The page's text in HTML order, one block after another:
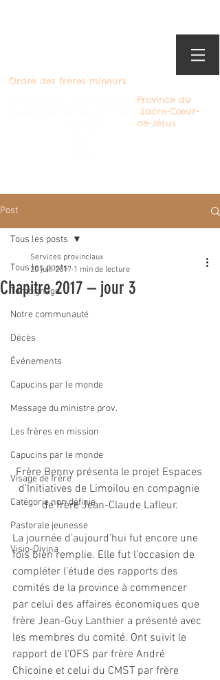
Ordre des frères mineurs
Province du
Sacré-Cœur-
de-Jésus
Post
Tous les posts
Témoignage
Notre communauté
Décès
Événements
Capucins par le monde
Message du ministre prov.
Les frères en mission
Capucins par le monde
Visage de frère
Catégorie non définie
Pastorale jeunesse
Visio-Divina
Tous les posts
Chapitre 2017 – jour 3
Services provinciaux
20 juil. 2017 1 min de lecture
Frère Benny présenta le projet Espaces
d’Initiatives de Limoilou en compagnie
de frère Jean-Claude Lafleur.
La journée d’aujourd’hui fut encore une
fois bien remplie. Elle fut l’occasion de
compléter l’étude des rapports des
comités de la province à commencer
par celui des affaires économiques que
frère Jean-Guy Lanthier a présenté avec
les membres du comité. Ont suivit le
rapport de l’OFS par frère André
Chicoine et celui du CMST par frère